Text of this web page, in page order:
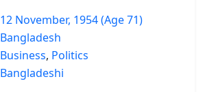
12 November, 1954 (Age 71)
Bangladesh
Business, Politics
Bangladeshi